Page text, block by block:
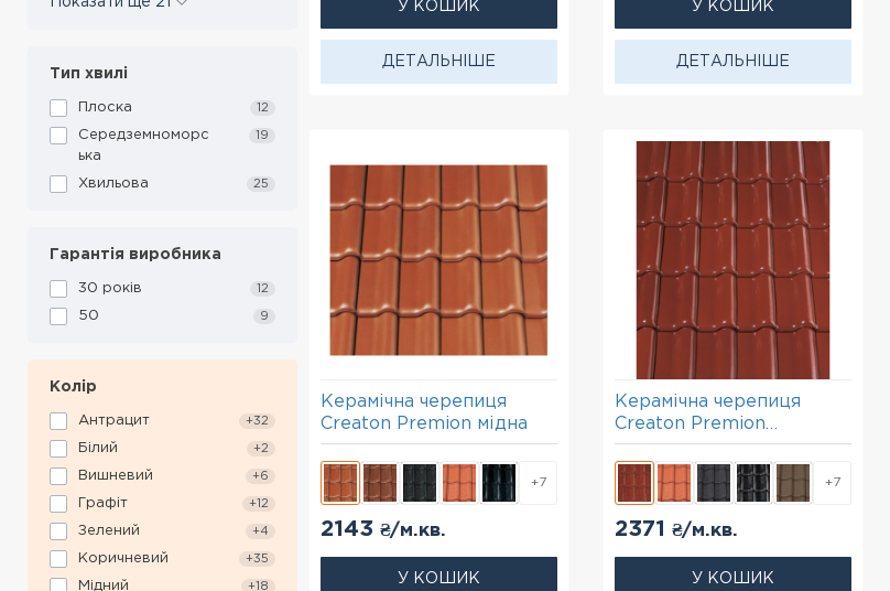
Тип хвилі
Плоска 12
Середземноморс
ька
19
Хвильова 25
Гарантія виробника
30 років 12
50 9
Колір
Антрацит +32
Білий +2
Вишневий +6
Графіт +12
Зелений +4
Коричневий +35
Мідний +18
У КОШИК
ДЕТАЛЬНІШЕ
У КОШИК
ДЕТАЛЬНІШЕ
+7
Керамічна черепиця
Creaton Premion мідна
2143 ₴/м.кв.
У КОШИК
+7
Керамічна черепиця
Creaton Premion
коричнева глазур
2371₴/м.кв.
У КОШИК